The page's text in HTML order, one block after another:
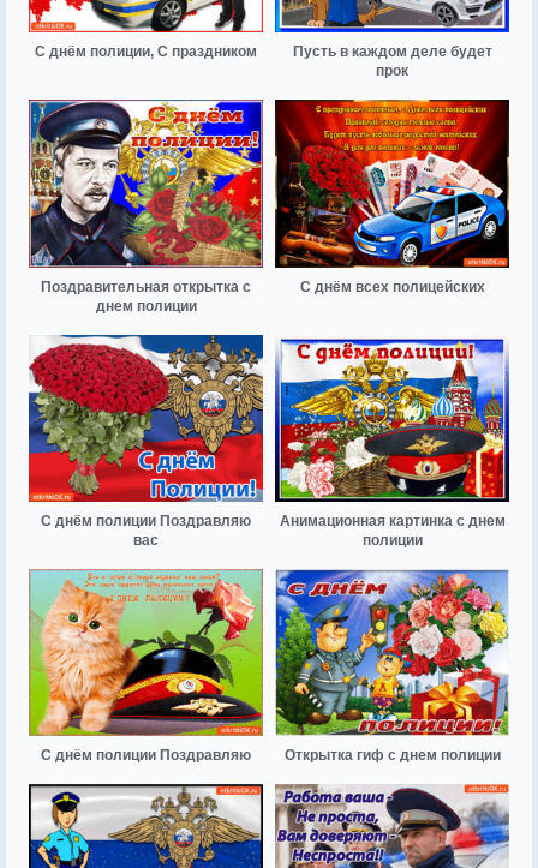
С днём полиции, С праздником
Пусть в каждом деле будет
прок
Поздравительная открытка с
днем полиции
С днём всех полицейских
С днём полиции Поздравляю
вас
Анимационная картинка с днем
полиции
С днём полиции Поздравляю Открытка гиф с днем полиции